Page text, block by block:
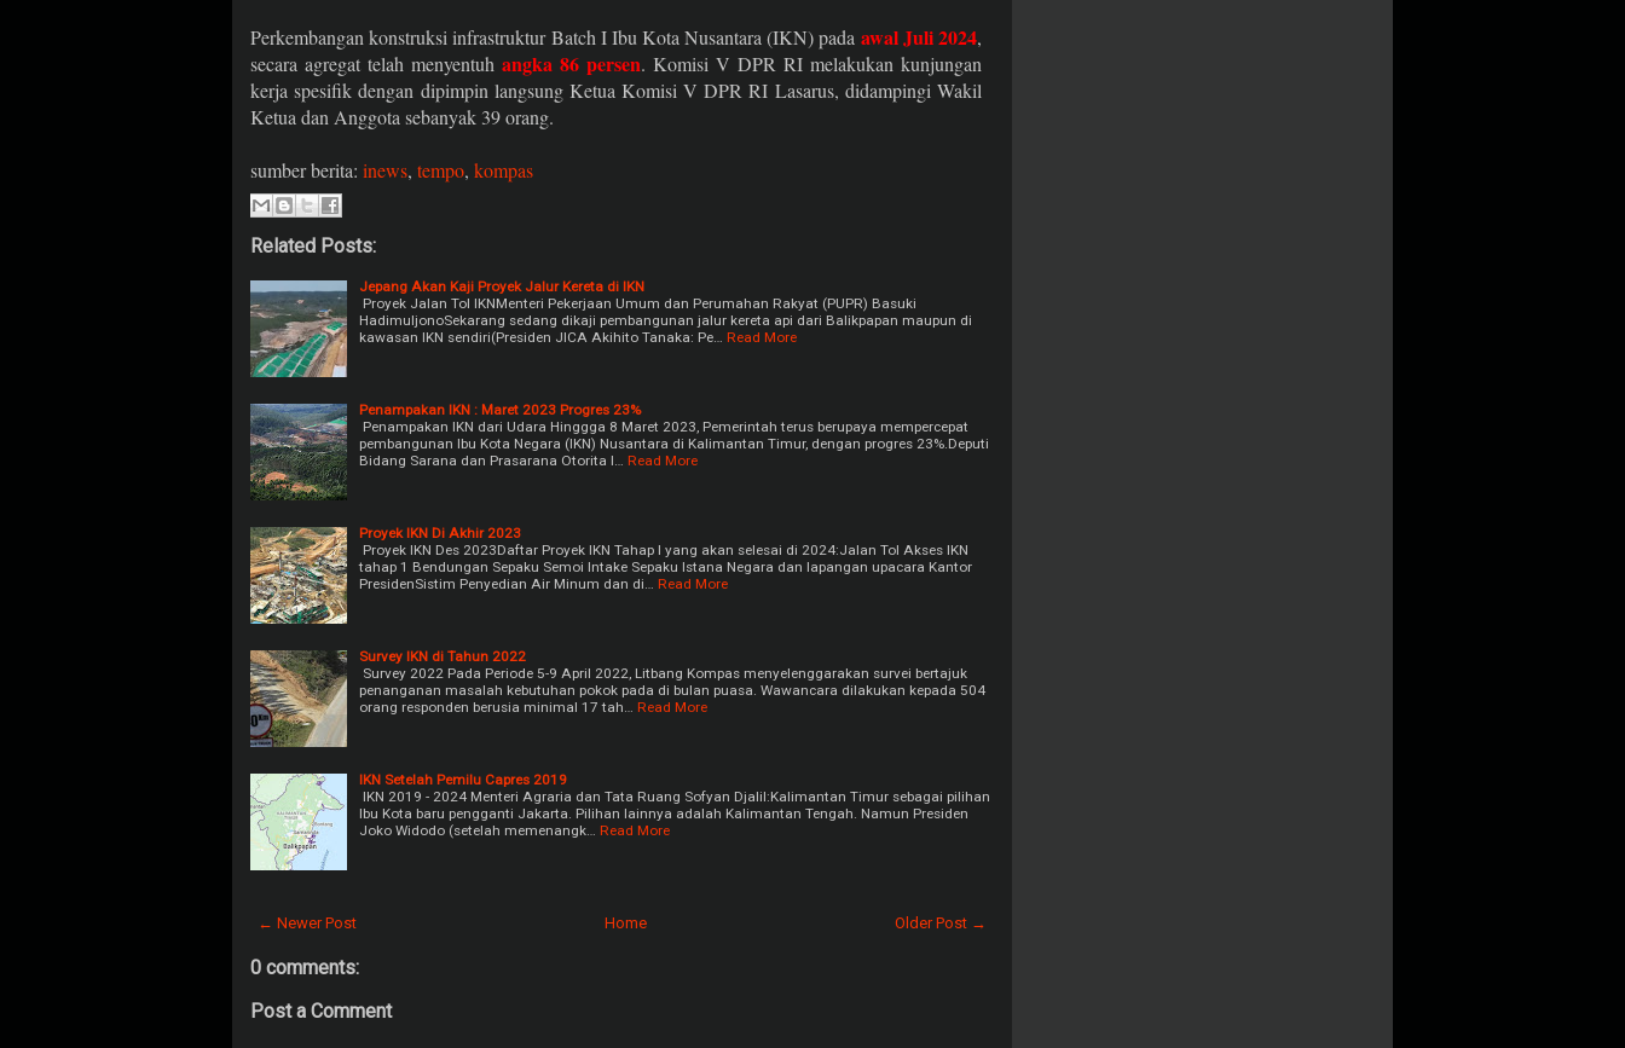
Perkembangan konstruksi infrastruktur Batch I Ibu Kota Nusantara (IKN) pada awal Juli 2024,
secara agregat telah menyentuh angka 86 persen. Komisi V DPR RI melakukan kunjungan
kerja spesifik dengan dipimpin langsung Ketua Komisi V DPR RI Lasarus, didampingi Wakil
Ketua dan Anggota sebanyak 39 orang.
sumber berita: inews, tempo, kompas
Related Posts:
Jepang Akan Kaji Proyek Jalur Kereta di IKN
Proyek Jalan Tol IKNMenteri Pekerjaan Umum dan Perumahan Rakyat (PUPR) Basuki
HadimuljonoSekarang sedang dikaji pembangunan jalur kereta api dari Balikpapan maupun di
kawasan IKN sendiri(Presiden JICA Akihito Tanaka: Pe…
Read More
Penampakan IKN : Maret 2023 Progres 23%
Penampakan IKN dari Udara Hinggga 8 Maret 2023, Pemerintah terus berupaya mempercepat
pembangunan Ibu Kota Negara (IKN) Nusantara di Kalimantan Timur, dengan progres 23%.Deputi
Bidang Sarana dan Prasarana Otorita I…
Read More
Proyek IKN Di Akhir 2023
Proyek IKN Des 2023Daftar Proyek IKN Tahap I yang akan selesai di 2024:Jalan Tol Akses IKN
tahap 1 Bendungan Sepaku Semoi Intake Sepaku Istana Negara dan lapangan upacara Kantor
PresidenSistim Penyedian Air Minum dan di…
Read More
Survey IKN di Tahun 2022
Survey 2022 Pada Periode 5-9 April 2022, Litbang Kompas menyelenggarakan survei bertajuk
penanganan masalah kebutuhan pokok pada di bulan puasa. Wawancara dilakukan kepada 504
orang responden berusia minimal 17 tah…
Read More
IKN Setelah Pemilu Capres 2019
IKN 2019 - 2024 Menteri Agraria dan Tata Ruang Sofyan Djalil:Kalimantan Timur sebagai pilihan
Ibu Kota baru pengganti Jakarta. Pilihan lainnya adalah Kalimantan Tengah. Namun Presiden
Joko Widodo (setelah memenangk…
Read More
← Newer Post Older Post →
Home
0 comments:
Post a Comment